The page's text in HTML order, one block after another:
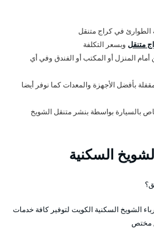
في كراج متنقل
متنقل وبسعر التكلفة
أمام المنزل أو المكتب أو الفندق وفي أي
بأفضل الأجهزة والمعدات كما نوفر أيضا
بالسيارة بواسطة بنشر متنقل الشويخ
السكنية
الشويخ السكنية الكويت لتوفير كافة خدمات
مختص